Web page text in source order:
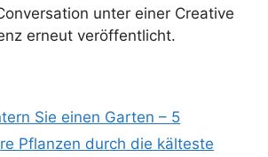
unter einer Creative
erneut veröffentlicht.
Sie einen Garten – 5
Pflanzen durch die kälteste